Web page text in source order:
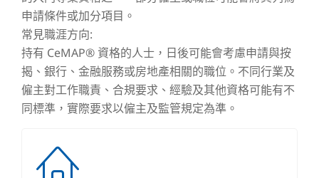
申請條件或加分項目。
常見職涯方向:
持有 CeMAP® 資格的人士，日後可能會考慮申請與按
揭、銀行、金融服務或房地產相關的職位。不同行業及
僱主對工作職責、合規要求、經驗及其他資格可能有不
同標準，實際要求以僱主及監管規定為準。